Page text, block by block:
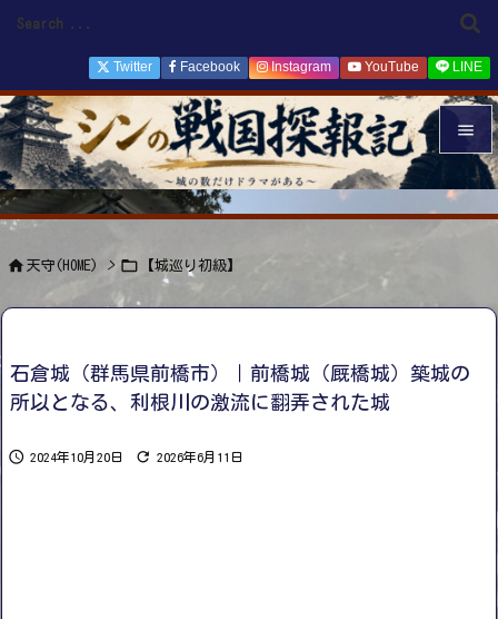


メニュ

Twitter Facebook Instagram YouTube LINE
 天守(HOME) >  【城巡り初級】
石倉城（群馬県前橋市）｜前橋城（厩橋城）築城の
所以となる、利根川の激流に翻弄された城
 2024年10月20日  2026年6月11日